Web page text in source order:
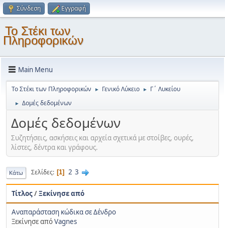
Σύνδεση Εγγραφή
Το Στέκι των
Πληροφορικών
Main Menu
Το Στέκι των Πληροφορικών ► Γενικό Λύκειο ► Γ΄ Λυκείου
► Δομές δεδομένων
Δομές δεδομένων
Συζητήσεις, ασκήσεις και αρχεία σχετικά με στοίβες, ουρές,
λίστες, δέντρα και γράφους.
Κάτω Σελίδες 1 2 3
Τίτλος/Ξεκίνησε από
Αναπαράσταση κώδικα σε Δένδρο
Ξεκίνησε απόVagnes